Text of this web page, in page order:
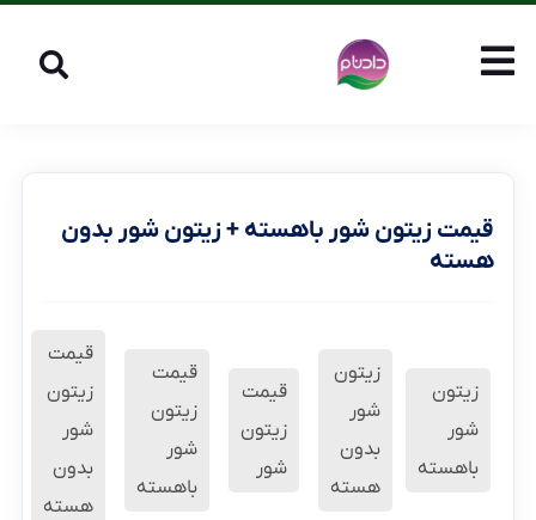
قیمت زیتون شور باهسته + زیتون شور بدون
هسته
زیتون
شور
باهسته
زیتون
شور
بدون
هسته
قیمت
زیتون
شور
قیمت
زیتون
شور
باهسته
قیمت
زیتون
شور
بدون
هسته